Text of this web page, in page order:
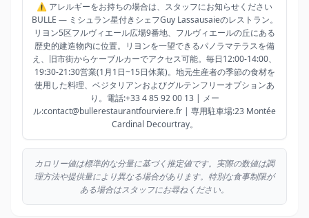
⚠️ アレルギーをお持ちの場合は、スタッフにお知らせください
BULLE — ミシュラン星付きシェフGuy Lassausaieのレストラン。
リヨン5区フルヴィエール広場9番地、フルヴィエールの丘にある
歴史的建造物内に位置。リヨンを一望できるパノラマテラスを備
え、旧市街からケーブルカーでアクセス可能。毎日12:00-14:00、
19:30-21:30営業(1月1日~15日休業)。地元生産者の季節の食材を
使用した料理、ベジタリアンおよびグルテンフリーオプションあ
り。電話:+33 4 85 92 00 13 | メー
ル:contact@bullerestaurantfourviere.fr | 専用駐車場:23 Montée
Cardinal Decourtray。
カロリー値は標準的な分量に基づく推定値です。実際の数値は調
理方法や提供量により異なる場合があります。特別な食事制限が
ある場合はスタッフにお尋ねください。